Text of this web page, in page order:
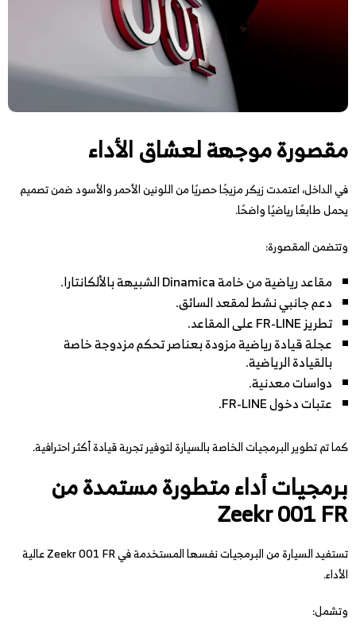
مقصورة موجهة لعشاق الأداء
في الداخل، اعتمدت زيكر مزيجًا حصريًا من اللونين الأحمر والأسود ضمن تصميم
يحمل طابعًا رياضيًا واضحًا.
وتتضمن المقصورة:
مقاعد رياضية من خامة Dinamica الشبيهة بالألكانتارا.
دعم جانبي نشط لمقعد السائق.
تطريز FR-LINE على المقاعد.
عجلة قيادة رياضية مزودة بعناصر تحكم مزدوجة خاصة
بالقيادة الرياضية.
دواسات معدنية.
عتبات دخول FR-LINE.
كما تم تطوير البرمجيات الخاصة بالسيارة لتوفير تجربة قيادة أكثر احترافية.
برمجيات أداء متطورة مستمدة من
Zeekr 001 FR
تستفيد السيارة من البرمجيات نفسها المستخدمة في Zeekr 001 FR عالية
الأداء.
وتشمل: